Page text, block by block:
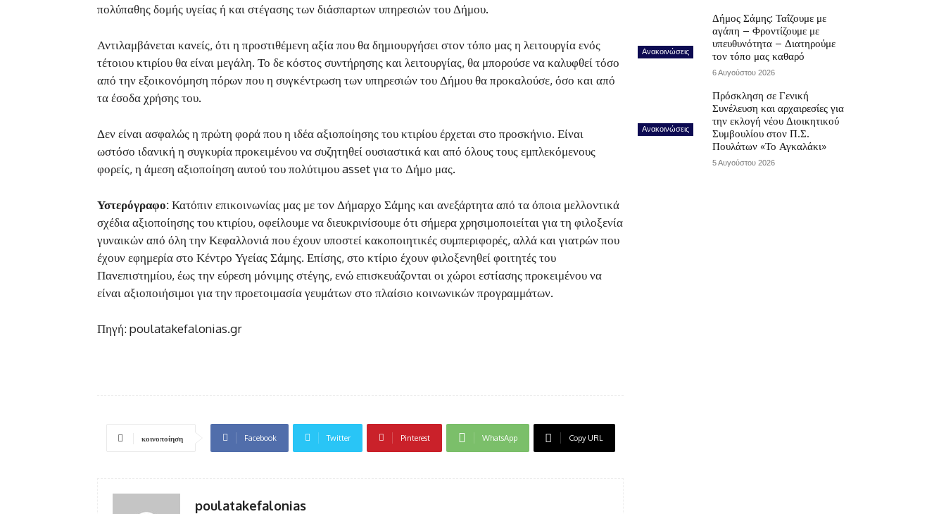
πολύπαθης δομής υγείας ή και στέγασης των διάσπαρτων υπηρεσιών του Δήμου.
Αντιλαμβάνεται κανείς, ότι η προστιθέμενη αξία που θα δημιουργήσει στον τόπο μας η λειτουργία ενός
τέτοιου κτιρίου θα είναι μεγάλη. Το δε κόστος συντήρησης και λειτουργίας, θα μπορούσε να καλυφθεί τόσο
από την εξοικονόμηση πόρων που η συγκέντρωση των υπηρεσιών του Δήμου θα προκαλούσε, όσο και από
τα έσοδα χρήσης του.
Δεν είναι ασφαλώς η πρώτη φορά που η ιδέα αξιοποίησης του κτιρίου έρχεται στο προσκήνιο. Είναι
ωστόσο ιδανική η συγκυρία προκειμένου να συζητηθεί ουσιαστικά και από όλους τους εμπλεκόμενους
φορείς, η άμεση αξιοποίηση αυτού του πολύτιμου asset για το Δήμο μας.
Υστερόγραφο:Κατόπιν επικοινωνίας μας με τον Δήμαρχο Σάμης και ανεξάρτητα από τα όποια μελλοντικά
σχέδια αξιοποίησης του κτιρίου, οφείλουμε να διευκρινίσουμε ότι σήμερα χρησιμοποιείται για τη φιλοξενία
γυναικών από όλη την Κεφαλλονιά που έχουν υποστεί κακοποιητικές συμπεριφορές, αλλά και γιατρών που
έχουν εφημερία στο Κέντρο Υγείας Σάμης. Επίσης, στο κτίριο έχουν φιλοξενηθεί φοιτητές του
Πανεπιστημίου, έως την εύρεση μόνιμης στέγης, ενώ επισκευάζονται οι χώροι εστίασης προκειμένου να
είναι αξιοποιήσιμοι για την προετοιμασία γευμάτων στο πλαίσιο κοινωνικών προγραμμάτων.
Πηγή: poulatakefalonias.gr
κοινοποίηση Facebook Twitter Pinterest WhatsApp Copy URL
poulatakefalonias
Ανακοινώσεις
Δήμος Σάμης: Ταΐζουμε με
αγάπη – Φροντίζουμε με
υπευθυνότητα – Διατηρούμε
τον τόπο μας καθαρό
6 Αυγούστου 2026
Ανακοινώσεις
Πρόσκληση σε Γενική
Συνέλευση και αρχαιρεσίες για
την εκλογή νέου Διοικητικού
Συμβουλίου στον Π.Σ.
Πουλάτων «Το Αγκαλάκι»
5 Αυγούστου 2026